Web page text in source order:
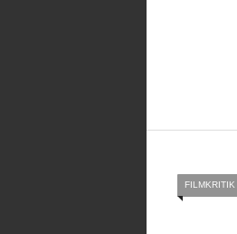
FILMKRITIK